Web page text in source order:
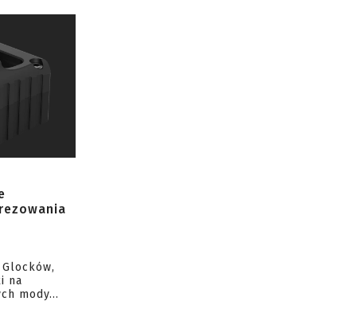
na
mody...